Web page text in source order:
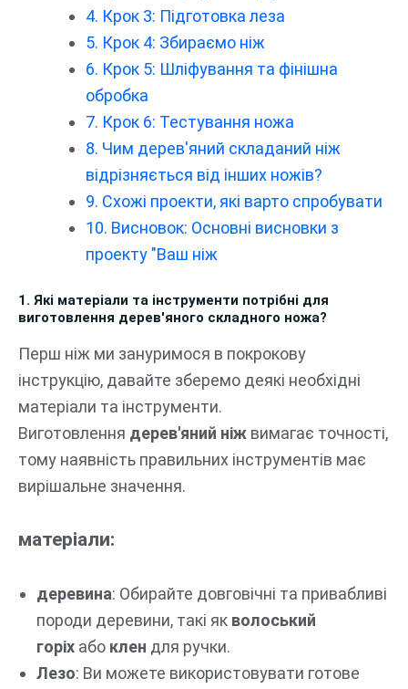
4. Крок 3: Підготовка леза
5. Крок 4: Збираємо ніж
6. Крок 5: Шліфування та фінішна
обробка
7. Крок 6: Тестування ножа
8. Чим дерев'яний складаний ніж
відрізняється від інших ножів?
9. Схожі проекти, які варто спробувати
10. Висновок: Основні висновки з
проекту "Ваш ніж
1. Які матеріали та інструменти потрібні для
виготовлення дерев'яного складного ножа?
Перш ніж ми зануримося в покрокову
інструкцію, давайте зберемо деякі необхідні
матеріали та інструменти.
Виготовлення дерев'яний ніж вимагає точності,
тому наявність правильних інструментів має
вирішальне значення.
матеріали:
деревина: Обирайте довговічні та привабливі
породи деревини, такі як волоський
горіх або клен для ручки.
Лезо: Ви можете використовувати готове